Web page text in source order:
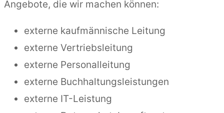
Angebote, die wir machen können:
externe kaufmännische Leitung
externe Vertriebsleitung
externe Personalleitung
externe Buchhaltungsleistungen
externe IT-Leistung